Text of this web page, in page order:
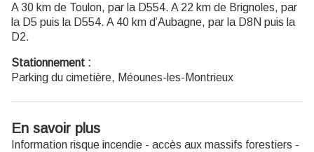
A 30 km de Toulon, par la D554. A 22 km de Brignoles, par
la D5 puis la D554. A 40 km d’Aubagne, par la D8N puis la
D2.
Stationnement :
Parking du cimetière, Méounes-les-Montrieux
En savoir plus
Information risque incendie - accès aux massifs forestiers -